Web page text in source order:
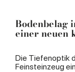
Bodenbelag
einer neuen
Die Tiefenoptik
Feinsteinzeug